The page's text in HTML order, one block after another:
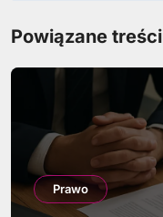
g
a
a
Powiązane treści
Prawo